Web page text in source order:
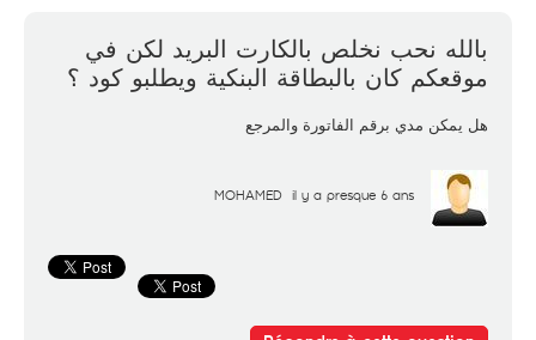
بالله نحب نخلص بالكارت البريد لكن في
موقعكم كان بالبطاقة البنكية ويطلبو كود ؟
هل يمكن مدي برقم الفاتورة والمرجع
MOHAMED il y a presque 6 ans